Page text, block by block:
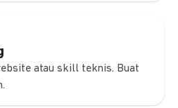
atau skill teknis. Buat